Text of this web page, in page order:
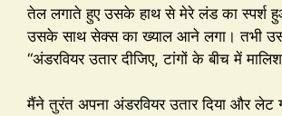
तेल लगाते हुए उसके हाथ से मेरे लंड का स्पर्श
उसके साथ सेक्स का ख्याल आने लगा। तभी
“अंडरवियर उतार दीजिए, टांगों के बीच में
मैंने तुरंत अपना अंडरवियर उतार दिया और लेट